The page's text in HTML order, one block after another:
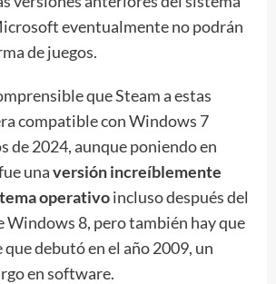
eventualmente no podrán
de juegos.
que Steam a estas
compatible con Windows 7
de 2024, aunque poniendo en
unaversión increíblemente
operativoincluso después del
Windows 8, pero también hay que
debutó en el año 2009, un
en software.